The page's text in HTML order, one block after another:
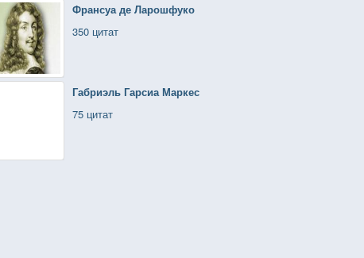
Франсуа де Ларошфуко
350 цитат
Габриэль Гарсиа Маркес
75 цитат